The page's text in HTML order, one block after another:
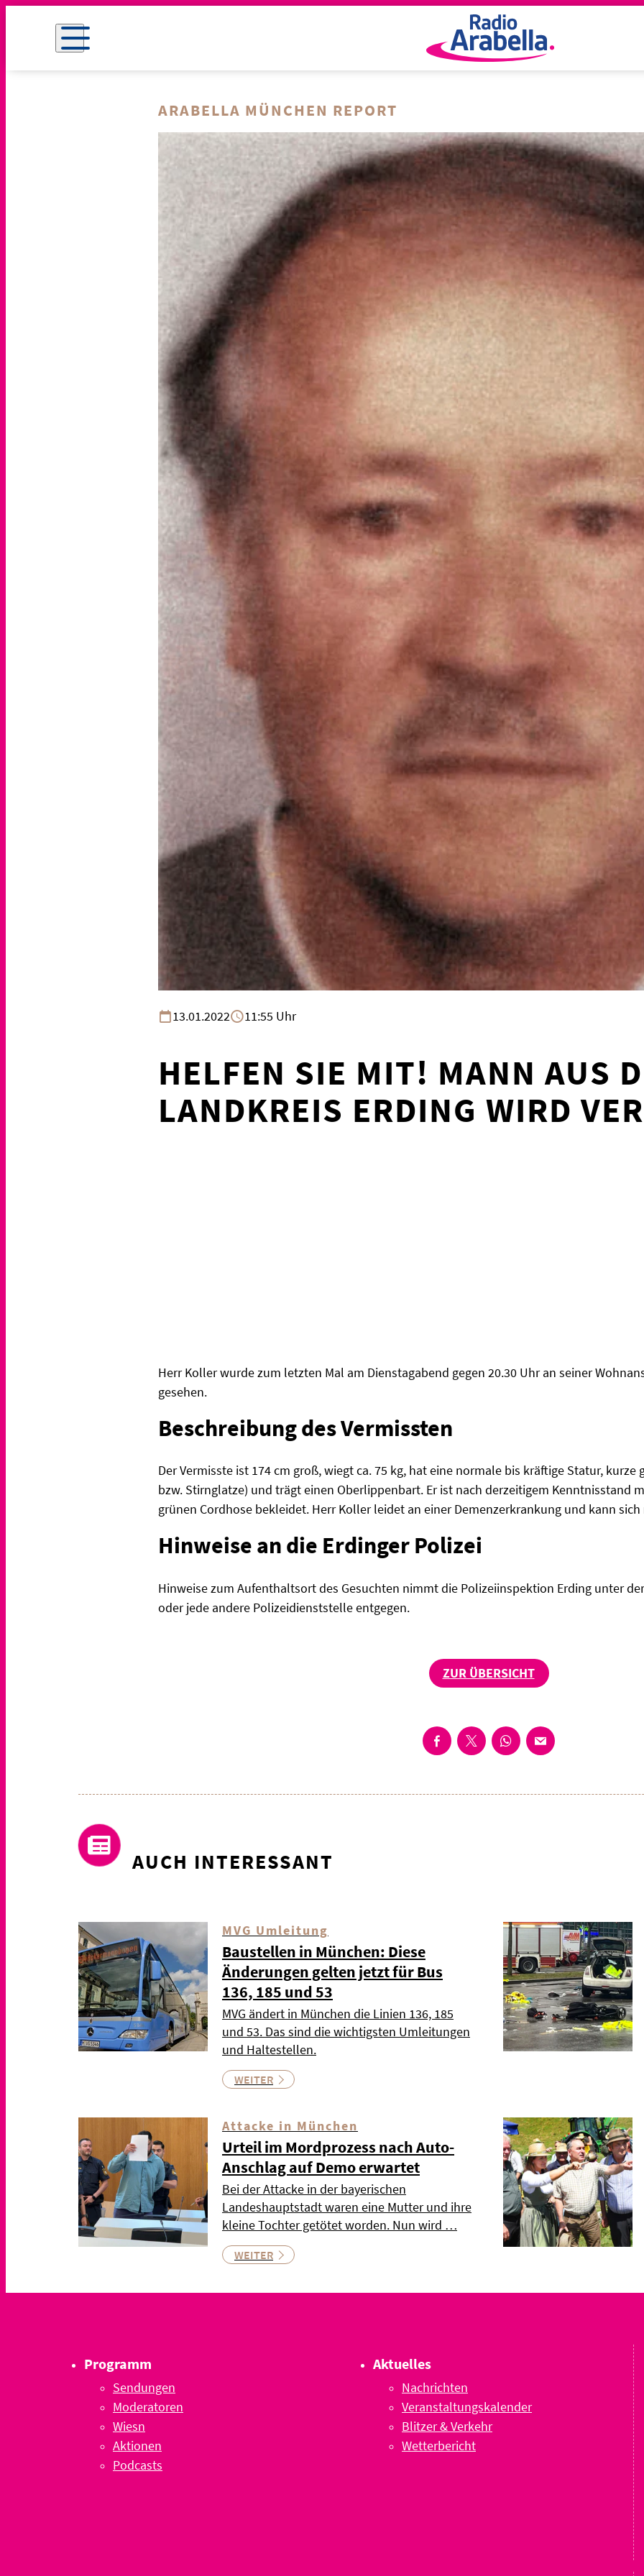
ARABELLA MÜNCHEN REPORT
13.01.2022 11:55 Uhr
HELFEN SIE MIT! MANN AUS
LANDKREIS ERDING WIRD
Herr Koller wurde zum letzten Mal am Dienstagabend gegen 20.30 Uhr an seiner
gesehen.
Beschreibung des Vermissten
Der Vermisste ist 174 cm groß, wiegt ca. 75 kg, hat eine normale bis kräftige Statur, kurze
bzw. Stirnglatze) und trägt einen Oberlippenbart. Er ist nach derzeitigem Kenntnisstand
grünen Cordhose bekleidet. Herr Koller leidet an einer Demenzerkrankung und kann
Hinweise an die Erdinger Polizei
Hinweise zum Aufenthaltsort des Gesuchten nimmt die Polizeiinspektion Erding unter
oder jede andere Polizeidienststelle entgegen.
ZUR ÜBERSICHT
AUCH INTERESSANT
MVG Umleitung
Baustellen in München: Diese
Änderungen gelten jetzt für Bus
136, 185 und 53
MVG ändert in München die Linien 136, 185
und 53. Das sind die wichtigsten Umleitungen
und Haltestellen.
WEITER
Attacke in München
Urteil im Mordprozess nach Auto-
Anschlag auf Demo erwartet
Bei der Attacke in der bayerischen
Landeshauptstadt waren eine Mutter und ihre
kleine Tochter getötet worden. Nun wird …
WEITER
Programm
Sendungen
Moderatoren
Wiesn
Aktionen
Podcasts
Aktuelles
Nachrichten
Veranstaltungskalender
Blitzer & Verkehr
Wetterbericht